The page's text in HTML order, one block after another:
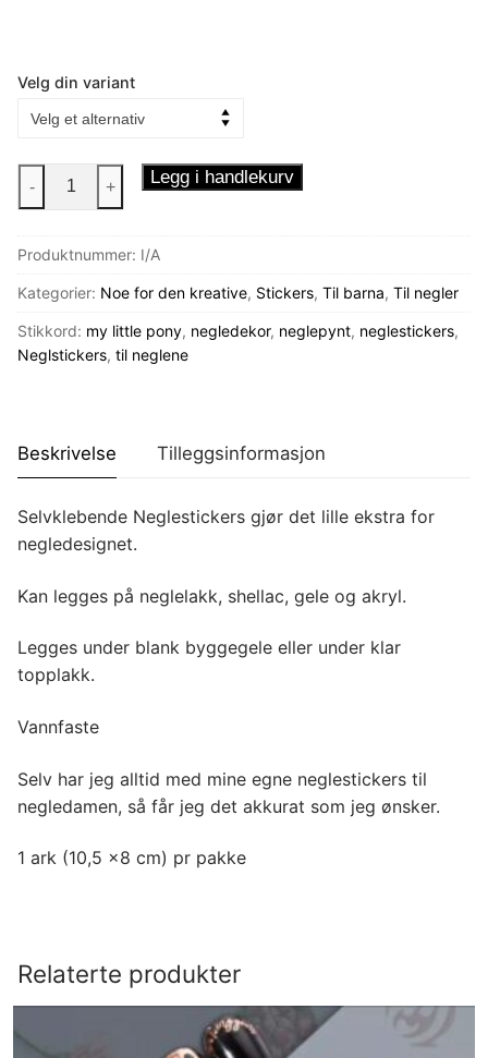
Velg din variant
Neglestickers
My
Pony
antall
- + Legg i handlekurv
Produktnummer: I/A
Kategorier: Noe for den kreative, Stickers, Til barna, Til negler
Stikkord: my little pony, negledekor, neglepynt, neglestickers,
Neglstickers, til neglene
Beskrivelse Tilleggsinformasjon
Selvklebende Neglestickers gjør det lille ekstra for
negledesignet.
Kan legges på neglelakk, shellac, gele og akryl.
Legges under blank byggegele eller under klar
topplakk.
Vannfaste
Selv har jeg alltid med mine egne neglestickers til
negledamen, så får jeg det akkurat som jeg ønsker.
1 ark (10,5 x8 cm) pr pakke
Relaterte produkter